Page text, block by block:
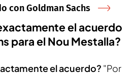
con Goldman Sachs
el acuerdo
para el Nou Mestalla?
el acuerdo? "Por